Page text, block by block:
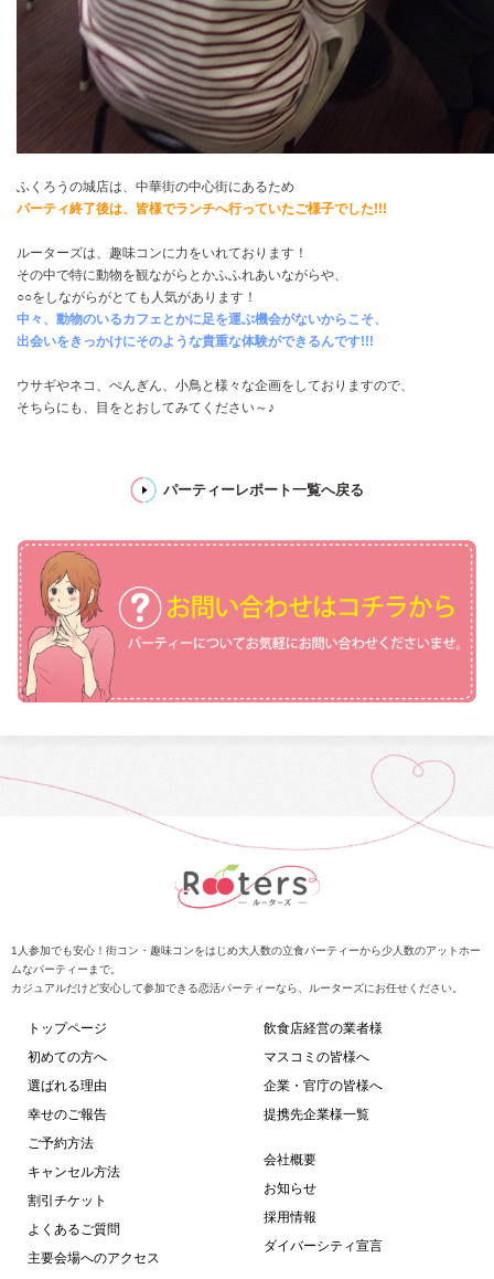
ふくろうの城店は、中華街の中心街にあるため
パーティ終了後は、皆様でランチへ行っていたご様子でした!!!
ルーターズは、趣味コンに力をいれております！
その中で特に動物を観ながらとかふふれあいながらや、
○○をしながらがとても人気があります！
中々、動物のいるカフェとかに足を運ぶ機会がないからこそ、
出会いをきっかけにそのような貴重な体験ができるんです!!!
ウサギやネコ、ぺんぎん、小鳥と様々な企画をしておりますので、
そちらにも、目をとおしてみてください～♪
パーティーレポート一覧へ戻る
1人参加でも安心！街コン・趣味コンをはじめ大人数の立食パーティーから少人数のアットホー
ムなパーティーまで。
カジュアルだけど安心して参加できる恋活パーティーなら、ルーターズにお任せください。
トップページ
初めての方へ
選ばれる理由
幸せのご報告
ご予約方法
キャンセル方法
割引チケット
よくあるご質問
主要会場へのアクセス
飲食店経営の業者様
マスコミの皆様へ
企業・官庁の皆様へ
提携先企業様一覧
会社概要
お知らせ
採用情報
ダイバーシティ宣言